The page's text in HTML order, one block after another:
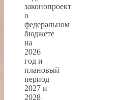
законопроект
о
федеральном
бюджете
на
2026
год и
плановый
период
2027 и
2028